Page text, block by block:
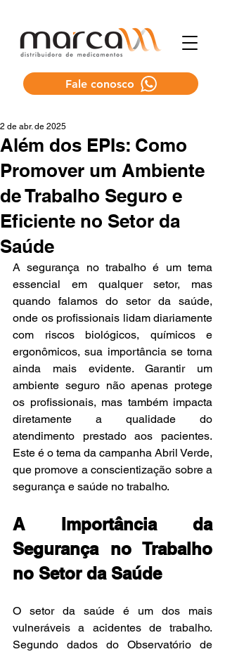
Fale conosco
Além dos EPIs: Como
Promover um Ambiente
de Trabalho Seguro e
Eficiente no Setor da
Saúde
2 de abr. de 2025
A segurança no trabalho é um tema
essencial em qualquer setor, mas
quando falamos do setor da saúde,
onde os profissionais lidam diariamente
com riscos biológicos, químicos e
ergonômicos, sua importância se torna
ainda mais evidente. Garantir um
ambiente seguro não apenas protege
os profissionais, mas também impacta
diretamente a qualidade do
atendimento prestado aos pacientes.
Este é o tema da campanha Abril Verde,
que promove a conscientização sobre a
segurança e saúde no trabalho.
A Importância da
Segurança no Trabalho
no Setor da Saúde
O setor da saúde é um dos mais
vulneráveis a acidentes de trabalho.
Segundo dados do Observatório de